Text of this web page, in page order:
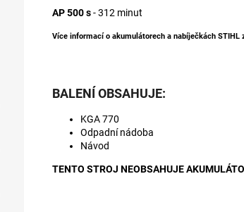
AP 500 s- 312 minut
Více informací o akumulátorech a nabíječkách STIHL
BALENÍ OBSAHUJE:
KGA 770
Odpadní nádoba
Návod
TENTO STROJ NEOBSAHUJE